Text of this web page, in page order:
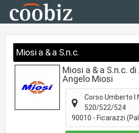
Miosi a & a S.n.c.
Miosi a & a S.n.c.
Angelo Miosi
Corso Umberto I
520/522/524
90010 - Ficarazzi